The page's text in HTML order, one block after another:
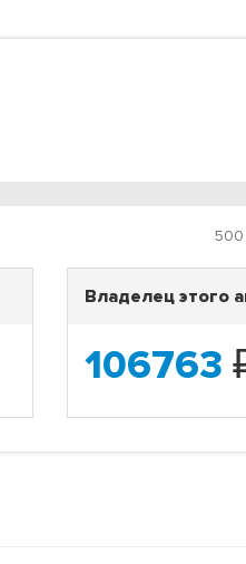
500
Владелец этого
106763